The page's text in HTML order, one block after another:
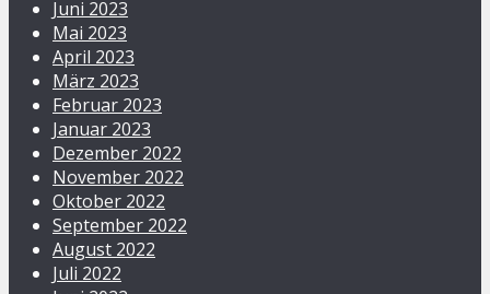
Juni 2023
Mai 2023
April 2023
März 2023
Februar 2023
Januar 2023
Dezember 2022
November 2022
Oktober 2022
September 2022
August 2022
Juli 2022